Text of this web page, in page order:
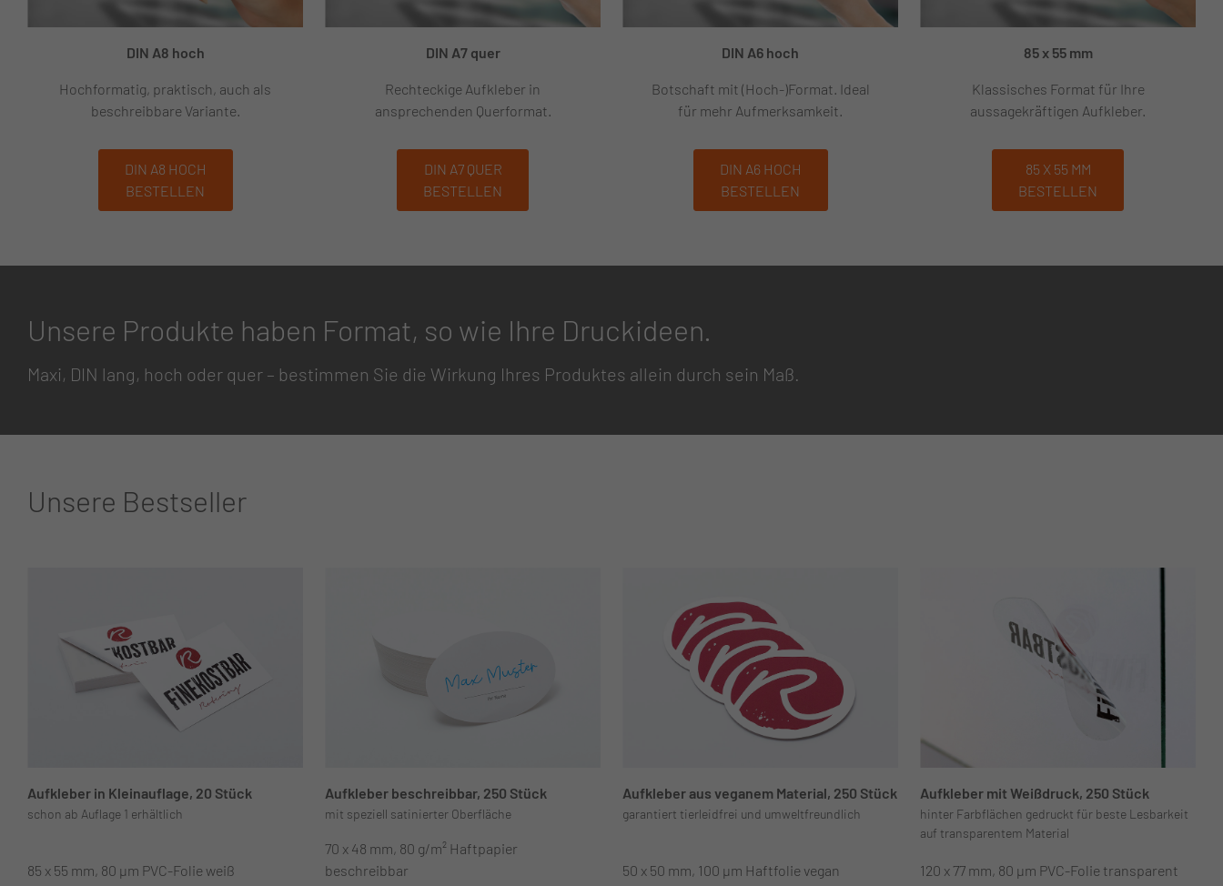
DIN A8 hoch
Hochformatig, praktisch, auch als
beschreibbare Variante.
DIN A8 HOCH
BESTELLEN
DIN A7 quer
Rechteckige Aufkleber in
ansprechenden Querformat.
DIN A7 QUER
BESTELLEN
DIN A6 hoch
Botschaft mit (Hoch-)Format. Ideal
für mehr Aufmerksamkeit.
DIN A6 HOCH
BESTELLEN
85 x 55 mm
Klassisches Format für Ihre
aussagekräftigen Aufkleber.
85 X 55 MM
BESTELLEN
Unsere Produkte haben Format, so wie Ihre Druckideen.
Maxi, DIN lang, hoch oder quer – bestimmen Sie die Wirkung Ihres Produktes allein durch sein Maß.
Unsere Bestseller
Aufkleber in Kleinauflage, 20 Stück
schon ab Auflage 1 erhältlich
85 x 55 mm, 80 µm PVC-Folie weiß
Aufkleber beschreibbar, 250 Stück
mit speziell satinierter Oberfläche
70 x 48 mm, 80 g/m² Haftpapier
beschreibbar
Aufkleber aus veganem Material, 250 Stück
garantiert tierleidfrei und umweltfreundlich
50 x 50 mm, 100 µm Haftfolie vegan
Aufkleber mit Weißdruck, 250 Stück
hinter Farbflächen gedruckt für beste Lesbarkeit
auf transparentem Material
120 x 77 mm, 80 µm PVC-Folie transparent